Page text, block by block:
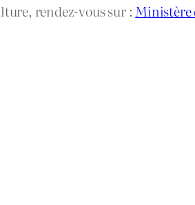
rendez-vous sur : Ministère